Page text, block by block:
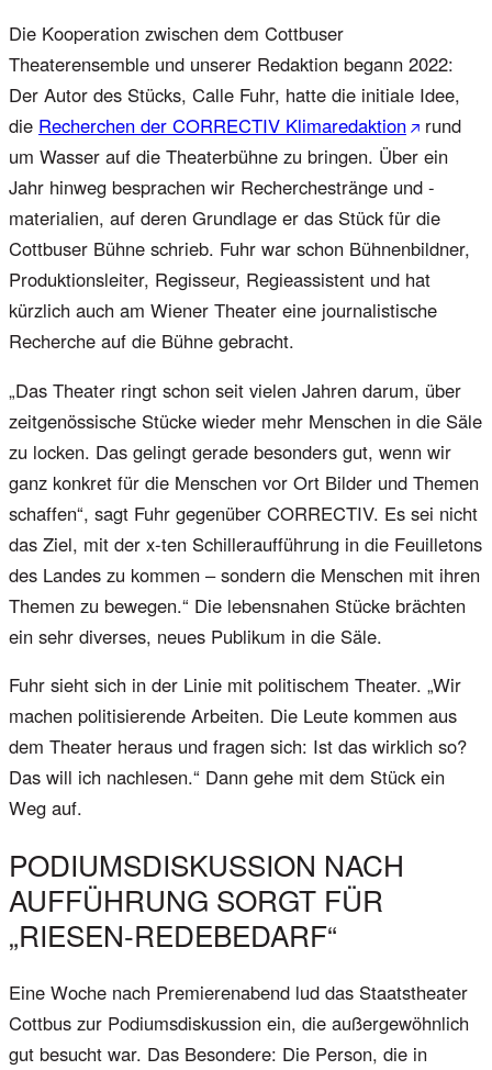
Die Kooperation zwischen dem Cottbuser
Theaterensemble und unserer Redaktion begann 2022:
Der Autor des Stücks, Calle Fuhr, hatte die initiale Idee,
die Recherchen der CORRECTIV Klimaredaktion
rund
um Wasser auf die Theaterbühne zu bringen. Über ein
Jahr hinweg besprachen wir Recherchestränge und -
materialien, auf deren Grundlage er das Stück für die
Cottbuser Bühne schrieb. Fuhr war schon Bühnenbildner,
Produktionsleiter, Regisseur, Regieassistent und hat
kürzlich auch am Wiener Theater eine journalistische
Recherche auf die Bühne gebracht.
„Das Theater ringt schon seit vielen Jahren darum, über
zeitgenössische Stücke wieder mehr Menschen in die Säle
zu locken. Das gelingt gerade besonders gut, wenn wir
ganz konkret für die Menschen vor Ort Bilder und Themen
schaffen“, sagt Fuhr gegenüber CORRECTIV. Es sei nicht
das Ziel, mit der x-ten Schilleraufführung in die Feuilletons
des Landes zu kommen – sondern die Menschen mit ihren
Themen zu bewegen.“ Die lebensnahen Stücke brächten
ein sehr diverses, neues Publikum in die Säle.
Fuhr sieht sich in der Linie mit politischem Theater. „Wir
machen politisierende Arbeiten. Die Leute kommen aus
dem Theater heraus und fragen sich: Ist das wirklich so?
Das will ich nachlesen.“ Dann gehe mit dem Stück ein
Weg auf.
PODIUMSDISKUSSION NACH
AUFFÜHRUNG SORGT FÜR
„RIESEN-REDEBEDARF“
Eine Woche nach Premierenabend lud das Staatstheater
Cottbus zur Podiumsdiskussion ein, die außergewöhnlich
gut besucht war. Das Besondere: Die Person, die in